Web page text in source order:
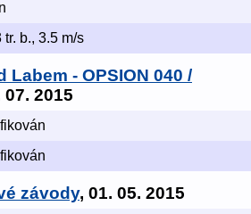
tr. b., 3.5 m/s
Labem - OPSION 040 /
07. 2015
závody, 01. 05. 2015